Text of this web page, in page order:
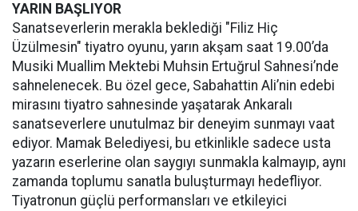
YARIN BAŞLIYOR
Sanatseverlerin merakla beklediği "Filiz Hiç
Üzülmesin" tiyatro oyunu, yarın akşam saat 19.00’da
Musiki Muallim Mektebi Muhsin Ertuğrul Sahnesi’nde
sahnelenecek. Bu özel gece, Sabahattin Ali’nin edebi
mirasını tiyatro sahnesinde yaşatarak Ankaralı
sanatseverlere unutulmaz bir deneyim sunmayı vaat
ediyor. Mamak Belediyesi, bu etkinlikle sadece usta
yazarın eserlerine olan saygıyı sunmakla kalmayıp, aynı
zamanda toplumu sanatla buluşturmayı hedefliyor.
Tiyatronun güçlü performansları ve etkileyici